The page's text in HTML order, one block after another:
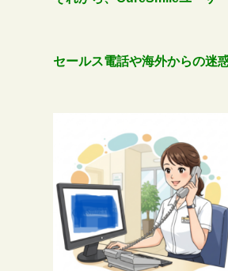
セールス電話や海外からの迷